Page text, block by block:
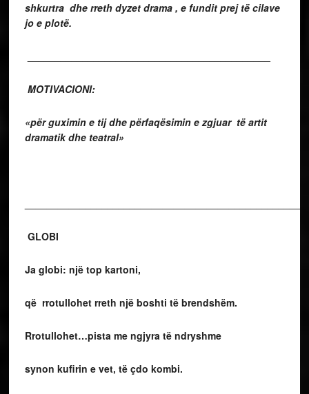
shkurtra dhe rreth dyzet drama , e fundit prej të cilave
jo e plotë.
MOTIVACIONI:
«për guximin e tij dhe përfaqësimin e zgjuar të artit
dramatik dhe teatral»
GLOBI
Ja globi: një top kartoni,
që rrotullohet rreth një boshti të brendshëm.
Rrotullohet…pista me ngjyra të ndryshme
synon kufirin e vet, të çdo kombi.